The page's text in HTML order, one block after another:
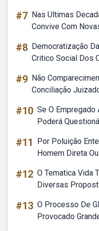
#7 Nas Ultimas
Convive Com
#8 Democratização
Critico Social Dos
#9 Não
Conciliação
#10 Se O
Poderá
#11
Por Poluição
Homem Direta
#12 O Tematica Vida
Diversas
#13 O Processo De
Provocado